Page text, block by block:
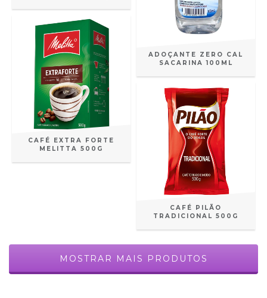
ADOÇANTE ZERO CAL
SACARINA 100ML
CAFÉ EXTRA FORTE
MELITTA 500G
CAFÉ PILÃO
TRADICIONAL 500G
MOSTRAR MAIS PRODUTOS